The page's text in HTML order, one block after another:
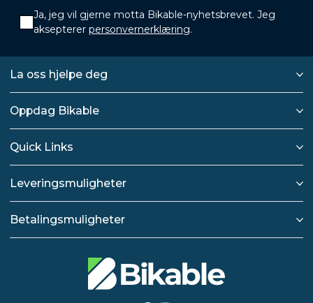
Ja, jeg vil gjerne motta Bikable-nyhetsbrevet. Jeg
aksepterer personvernerklæring.
La oss hjelpe deg
Oppdag Bikable
Quick Links
Leveringsmuligheter
Betalingsmuligheter